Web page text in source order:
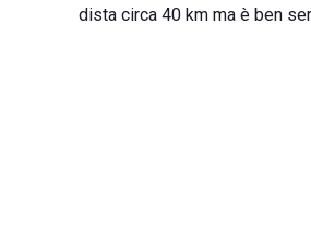
dista circa 40 km ma è ben